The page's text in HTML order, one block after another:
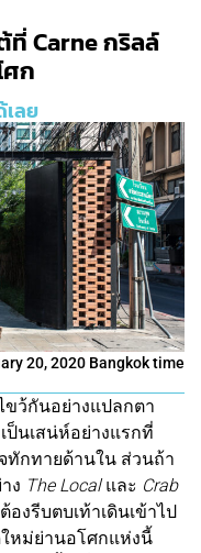
ที่ Carne กริลล์
ศก
เลย
20, 2020 Bangkok time
ว้กันอย่างแปลกตา
ป็นเสน่ห์อย่างแรกที่
จทักทายด้านใน ส่วนถ้า
ง The Localและ Crab
งรีบตบเท้าเดินเข้าไป
ใหม่ย่านอโศกแห่งนี้